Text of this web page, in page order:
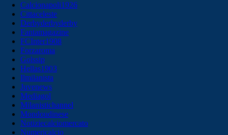
Calcionapoli1926
Cittaceleste
Derbyderbyderby
Fantamagazine
FCInter1908
Forzaroma
Golssip
Hellas1903
Ilmilanista
Juvenews
Mediagol
Milanistichannel
Mondoudinese
Notiziecalciomercato
Numericalcio